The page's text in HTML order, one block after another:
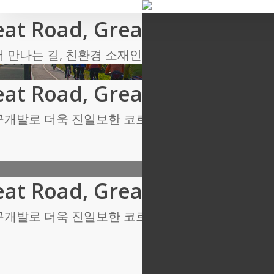
to
main
content
Road, Great Happiness!
나는 길, 친환경 소재인 코르크칩으로 보행로를
Road, Great Happiness!
발로 더욱 진일보한 코르크포장 전문업체가 되기
Road, Great Happiness!
발로 더욱 진일보한 코르크포장 전문업체가 되기